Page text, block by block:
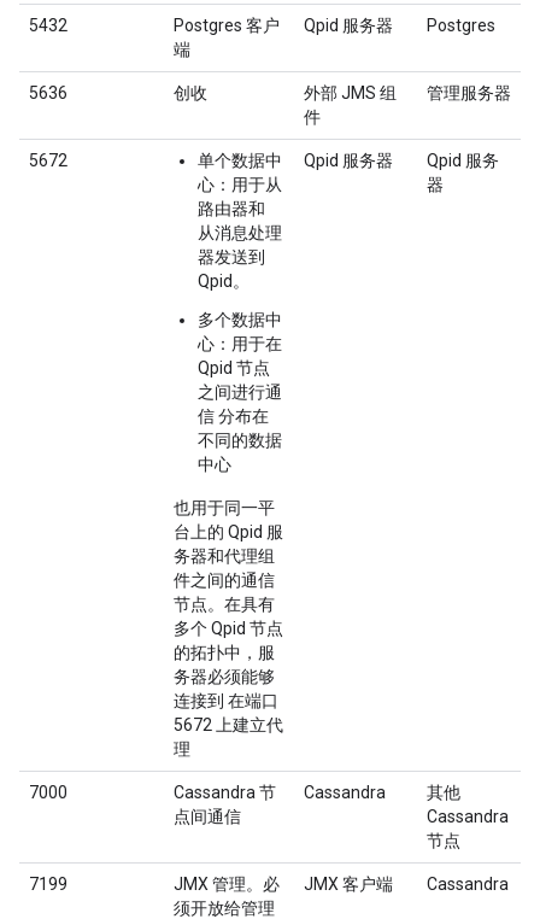
5432
Postgres 客户
端
Qpid 服务器 Postgres
5636 创收
外部 JMS 组
件
管理服务器
5672
单个数据中
心 ：用于从
路由器和
从消息处理
器发送到
Qpid。
多个数据中
心 ：用于在
Qpid 节点
之间进行通
信 分布在
不同的数据
中心
也用于同一平
台上的 Qpid 服
务器和代理组
件之间的通信
节点。在具有
多个 Qpid 节点
的拓扑中，服
务器必须能够
连接到 在端口
5672 上建立代
理
Qpid 服务器
Qpid 服务
器
7000
Cassandra 节
点间通信
Cassandra
其他
Cassandra
节点
7199
JMX 管理。必
须开放给管理
JMX 客户端 Cassandra